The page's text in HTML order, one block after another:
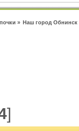
» Наш город Обнинск
]